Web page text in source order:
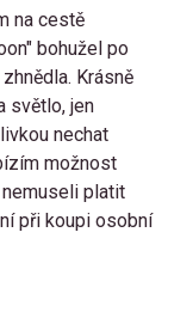
na cestě
bohužel po
Krásně
světlo, jen
nechat
možnost
platit
při koupi osobní